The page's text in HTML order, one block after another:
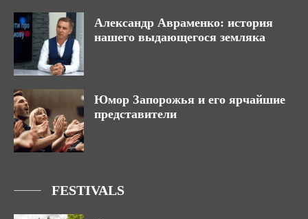
Александр Авраменко: история
нашего выдающегося земляка
Юмор Запорожья и его ярчайшие
представители
FESTIVALS